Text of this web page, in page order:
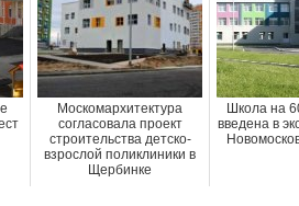
Москомархитектура
согласовала проект
строительства детско-
взрослой поликлиники в
Щербинке
Школа на
введена в